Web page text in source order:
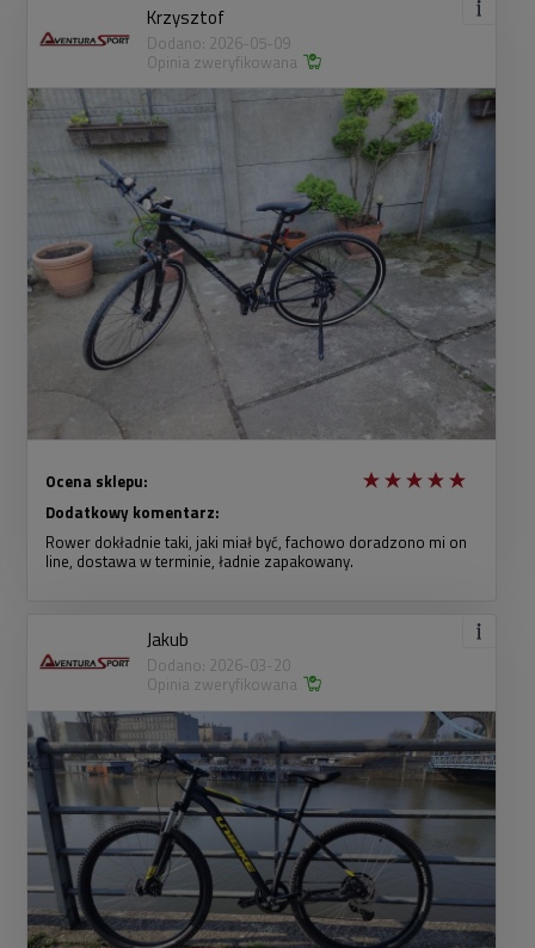
Krzysztof
Dodano: 2026-05-09
Opinia zweryfikowana
Ocena sklepu:
Dodatkowy komentarz:
Rower dokładnie taki, jaki miał być, fachowo doradzono mi on
line, dostawa w terminie, ładnie zapakowany.
Jakub
Dodano: 2026-03-20
Opinia zweryfikowana